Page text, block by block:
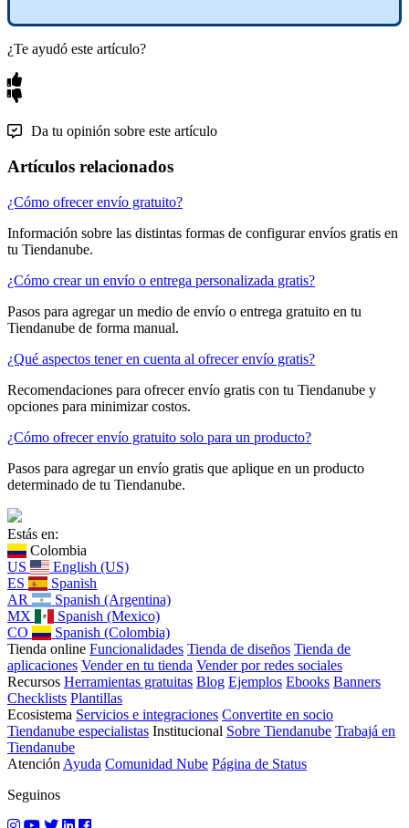
¿Te ayudó este artículo?
Da tu opinión sobre este artículo
Artículos relacionados
¿Cómo ofrecer envío gratuito?
Información sobre las distintas formas de configurar envíos gratis en
tu Tiendanube.
¿Cómo crear un envío o entrega personalizada gratis?
Pasos para agregar un medio de envío o entrega gratuito en tu
Tiendanube de forma manual.
¿Qué aspectos tener en cuenta al ofrecer envío gratis?
Recomendaciones para ofrecer envío gratis con tu Tiendanube y
opciones para minimizar costos.
¿Cómo ofrecer envío gratuito solo para un producto?
Pasos para agregar un envío gratis que aplique en un producto
determinado de tu Tiendanube.
Estás en:
Colombia
US
English (US)
ES
Spanish
AR
Spanish (Argentina)
MX
Spanish (Mexico)
CO
Spanish (Colombia)
Tienda online Funcionalidades Tienda de diseños Tienda de
aplicaciones Vender en tu tienda Vender por redes sociales
Recursos Herramientas gratuitas Blog Ejemplos Ebooks Banners
Checklists Plantillas
Ecosistema Servicios e integraciones Convertite en socio
Tiendanube especialistas Institucional Sobre Tiendanube Trabajá en
Tiendanube
Atención Ayuda Comunidad Nube Página de Status
Seguinos